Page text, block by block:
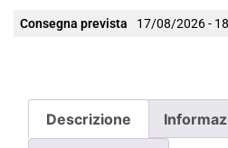
Consegna prevista 17/08/2026 -
Descrizione